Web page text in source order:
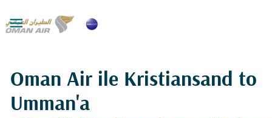

Oman Air ile Kristiansand to
Umman'a